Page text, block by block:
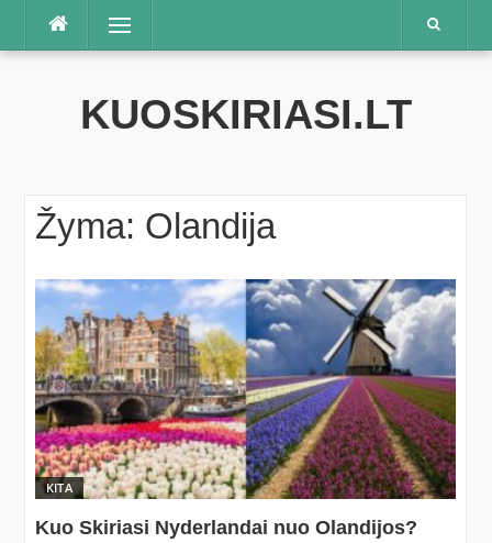
Praleisti
Meniu
KUOSKIRIASI.LT
Žyma: Olandija
KITA
Kuo Skiriasi Nyderlandai nuo Olandijos?